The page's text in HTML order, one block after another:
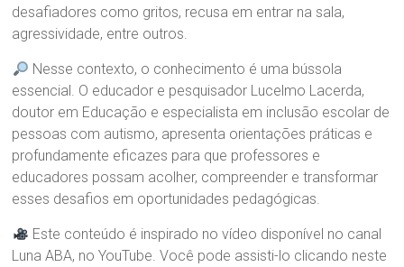
desafiadores como gritos, recusa em entrar na sala,
agressividade, entre outros.
Nesse contexto, o conhecimento é uma bússola
essencial. O educador e pesquisador Lucelmo Lacerda,
doutor em Educação e especialista em inclusão escolar de
pessoas com autismo, apresenta orientações práticas e
profundamente eficazes para que professores e
educadores possam acolher, compreender e transformar
esses desafios em oportunidades pedagógicas.
Este conteúdo é inspirado no vídeo disponível no canal
Luna ABA, no YouTube. Você pode assisti-lo clicando neste